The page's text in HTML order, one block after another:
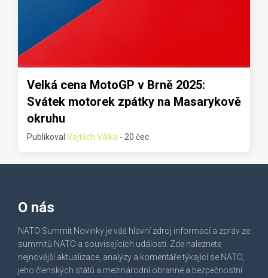
Velká cena MotoGP v Brně 2025:
Svátek motorek zpátky na Masarykově
okruhu
Publikoval Vojtěch Válka - 20 čec
O nás
NATO Summit Novinky je váš hlavní zdroj informací a zpráv ze
summitů NATO a souvisejících událostí. Zde naleznete
nejnovější aktualizace, analýzy a komentáře týkající se NATO,
jeho členských států a mezinárodní obranné a bezpečnostní